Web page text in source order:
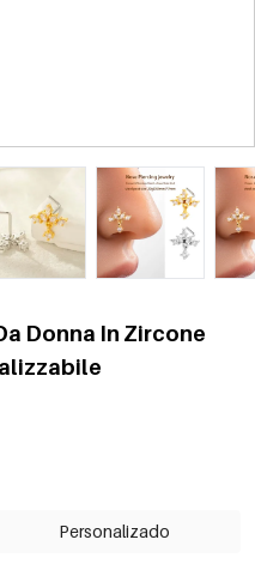
Donna In Zircone
Personalizado